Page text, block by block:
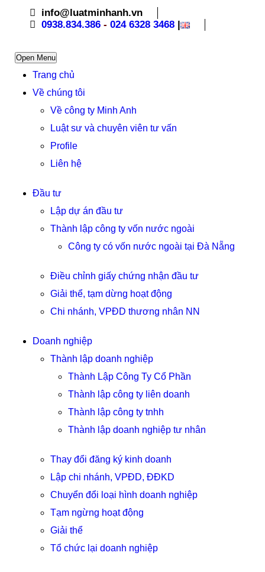
info@luatminhanh.vn
0938.834.386 - 024 6328 3468 |
Open Menu
Trang chủ
Về chúng tôi
Về công ty Minh Anh
Luật sư và chuyên viên tư vấn
Profile
Liên hệ
Đầu tư
Lập dự án đầu tư
Thành lập công ty vốn nước ngoài
Công ty có vốn nước ngoài tại Đà Nẵng
Điều chỉnh giấy chứng nhận đầu tư
Giải thể, tạm dừng hoạt động
Chi nhánh, VPĐD thương nhân NN
Doanh nghiệp
Thành lập doanh nghiệp
Thành Lập Công Ty Cổ Phần
Thành lập công ty liên doanh
Thành lập công ty tnhh
Thành lập doanh nghiệp tư nhân
Thay đổi đăng ký kinh doanh
Lập chi nhánh, VPĐD, ĐĐKD
Chuyển đổi loại hình doanh nghiệp
Tạm ngừng hoạt động
Giải thể
Tổ chức lại doanh nghiệp